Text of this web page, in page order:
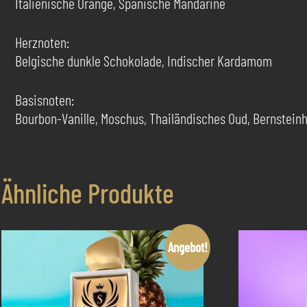
Herznoten:
Belgische dunkle Schokolade, Indischer Kardamom
Basisnoten:
Bourbon-Vanille, Moschus, Thailändisches Oud,
Ähnliche Produkte
Angebot!